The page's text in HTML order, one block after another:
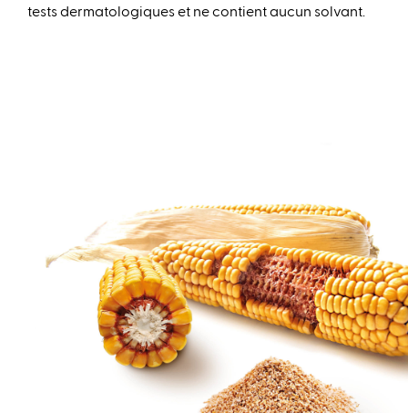
tests dermatologiques et ne contient aucun solvant.